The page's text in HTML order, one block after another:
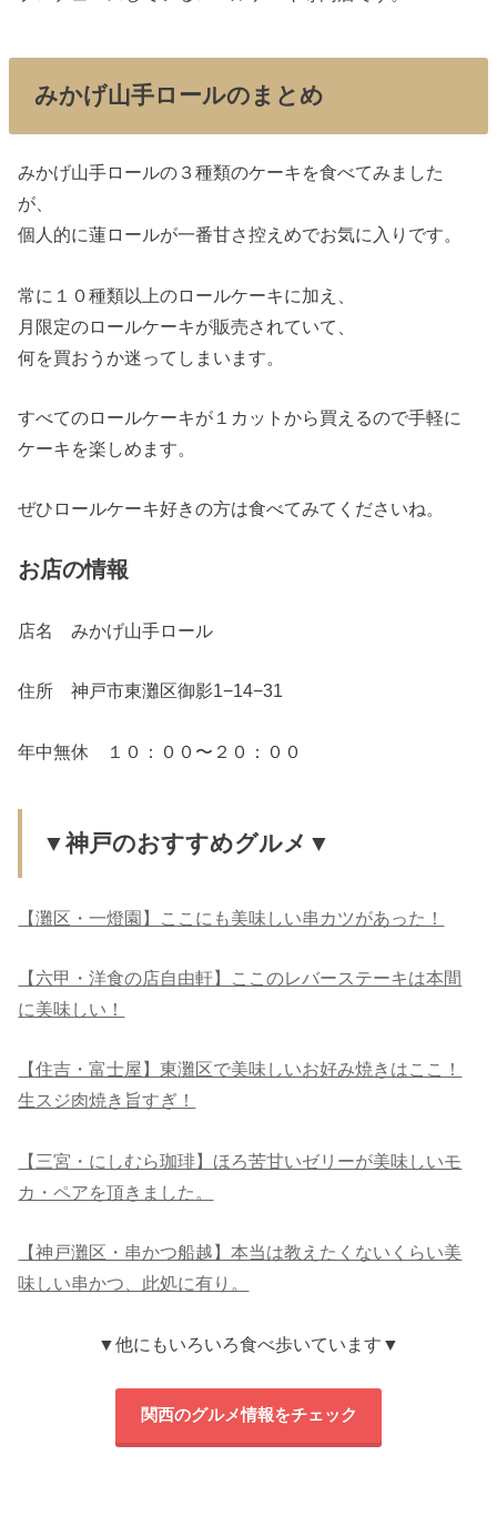
みかげ山手ロールのまとめ
みかげ山手ロールの３種類のケーキを食べてみました
が、
個人的に蓮ロールが一番甘さ控えめでお気に入りです。
常に１０種類以上のロールケーキに加え、
月限定のロールケーキが販売されていて、
何を買おうか迷ってしまいます。
すべてのロールケーキが１カットから買えるので手軽に
ケーキを楽しめます。
ぜひロールケーキ好きの方は食べてみてくださいね。
お店の情報
店名 みかげ山手ロール
住所 神戸市東灘区御影1−14−31
年中無休 １０：００〜２０：００
▼神戸のおすすめグルメ▼
【灘区・一燈園】ここにも美味しい串カツがあった！
【六甲・洋食の店自由軒】ここのレバーステーキは本間
に美味しい！
【住吉・富士屋】東灘区で美味しいお好み焼きはここ！
生スジ肉焼き旨すぎ！
【三宮・にしむら珈琲】ほろ苦甘いゼリーが美味しいモ
カ・ペアを頂きました。
【神戸灘区・串かつ船越】本当は教えたくないくらい美
味しい串かつ、此処に有り。
▼他にもいろいろ食べ歩いています▼
関西のグルメ情報をチェック